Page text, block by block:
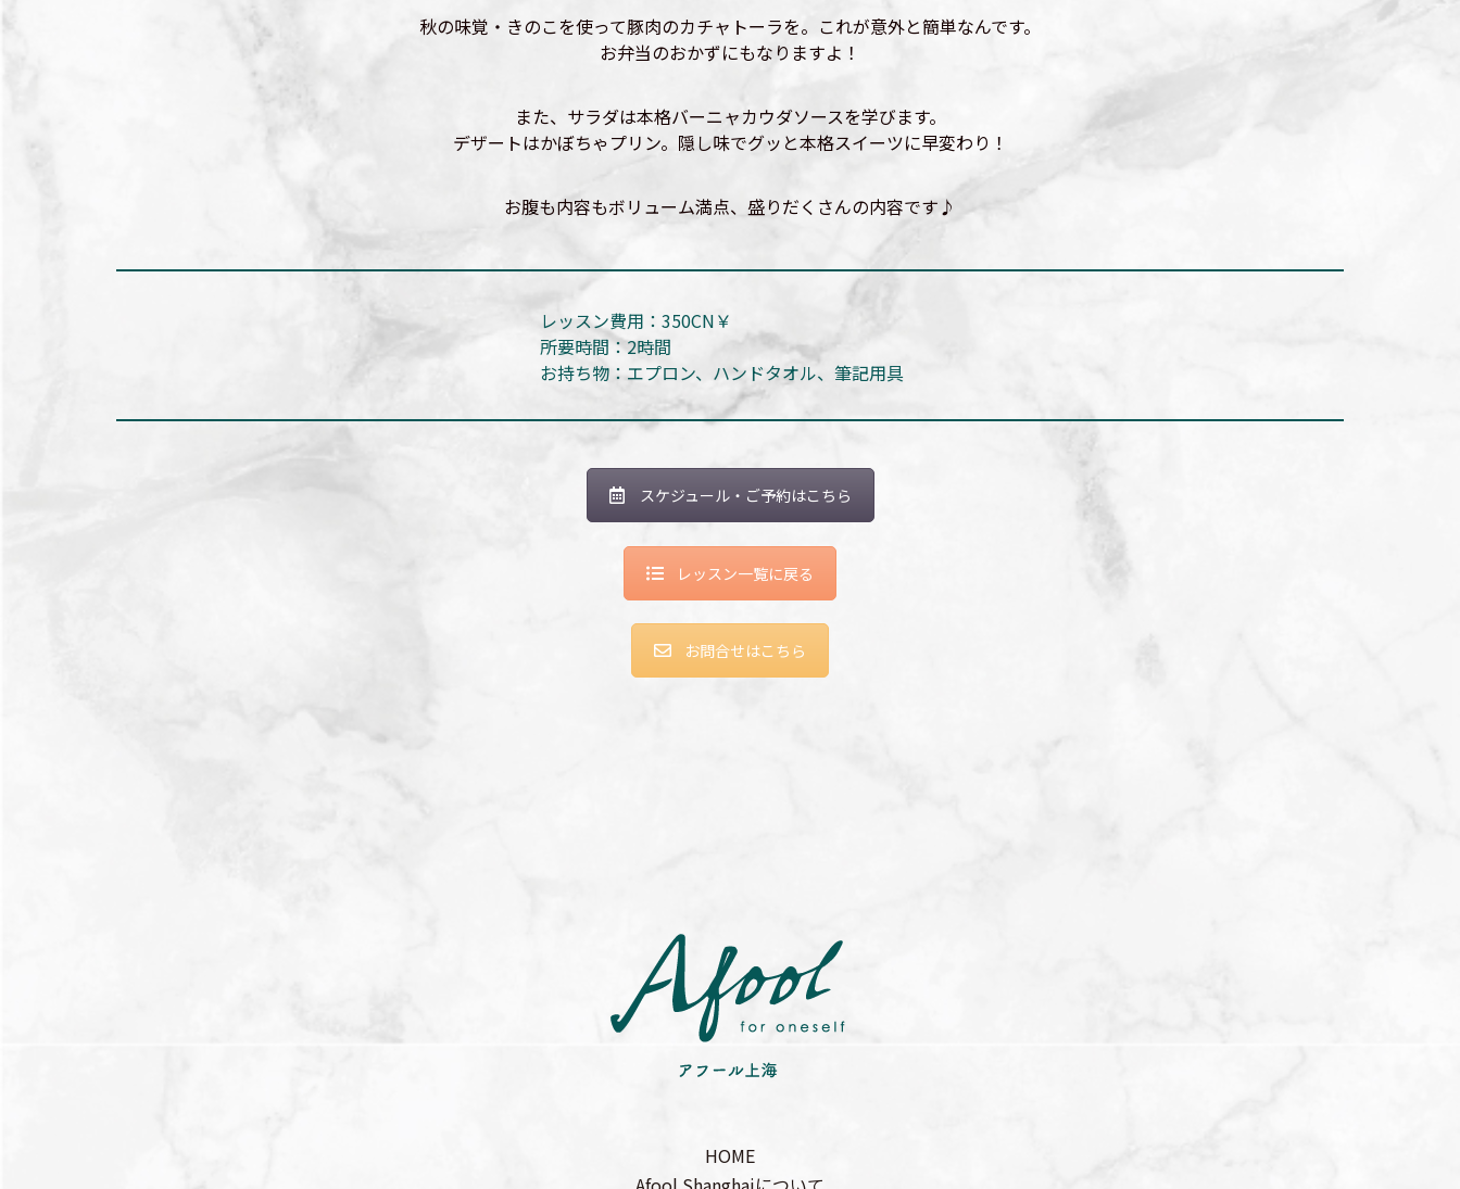
秋の味覚・きのこを使って豚肉のカチャトーラを。これが意外と簡単なんです。
お弁当のおかずにもなりますよ！
また、サラダは本格バーニャカウダソースを学びます。
デザートはかぼちゃプリン。隠し味でグッと本格スイーツに早変わり！
お腹も内容もボリューム満点、盛りだくさんの内容です♪
レッスン費用：350CN￥
所要時間：2時間
お持ち物：エプロン、ハンドタオル、筆記用具
スケジュール・ご予約はこちら
レッスン一覧に戻る
お問合せはこちら
HOME